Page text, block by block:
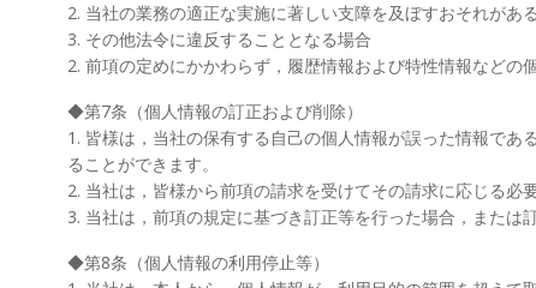
2. 当社の業務の適正な実施に著しい支障を及ぼすおそれがあ
3. その他法令に違反することとなる場合
2. 前項の定めにかかわらず，履歴情報および特性情報などの
◆第7条（個人情報の訂正および削除）
1. 皆様は，当社の保有する自己の個人情報が誤った情報で
ることができます。
2. 当社は，皆様から前項の請求を受けてその請求に応じる必
3. 当社は，前項の規定に基づき訂正等を行った場合，または
◆第8条（個人情報の利用停止等）